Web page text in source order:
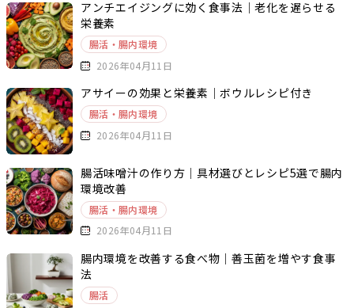
アンチエイジングに効く食事法｜老化を遅らせる
栄養素
腸活・腸内環境
2026年04月11日
アサイーの効果と栄養素｜ボウルレシピ付き
腸活・腸内環境
2026年04月11日
腸活味噌汁の作り方｜具材選びとレシピ5選で腸内
環境改善
腸活・腸内環境
2026年04月11日
腸内環境を改善する食べ物｜善玉菌を増やす食事
法
腸活